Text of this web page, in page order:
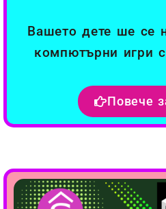
Вашето дете ше се
компютърни игри
Повече